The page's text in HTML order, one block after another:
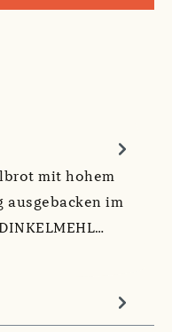
mit hohem
im